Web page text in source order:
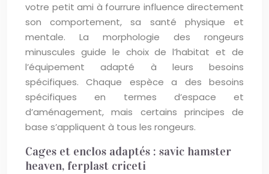
votre petit ami à fourrure influence directement
son comportement, sa santé physique et
mentale. La morphologie des rongeurs
minuscules guide le choix de l’habitat et de
l’équipement adapté à leurs besoins
spécifiques. Chaque espèce a des besoins
spécifiques en termes d’espace et
d’aménagement, mais certains principes de
base s’appliquent à tous les rongeurs.
Cages et enclos adaptés : savic hamster
heaven, ferplast criceti